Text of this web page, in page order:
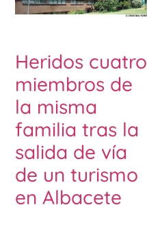
Heridos cuatro
miembros de
la misma
familia tras la
salida de vía
de un turismo
en Albacete